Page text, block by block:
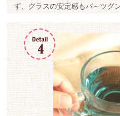
ず、グラスの安定感もバ～ツグン